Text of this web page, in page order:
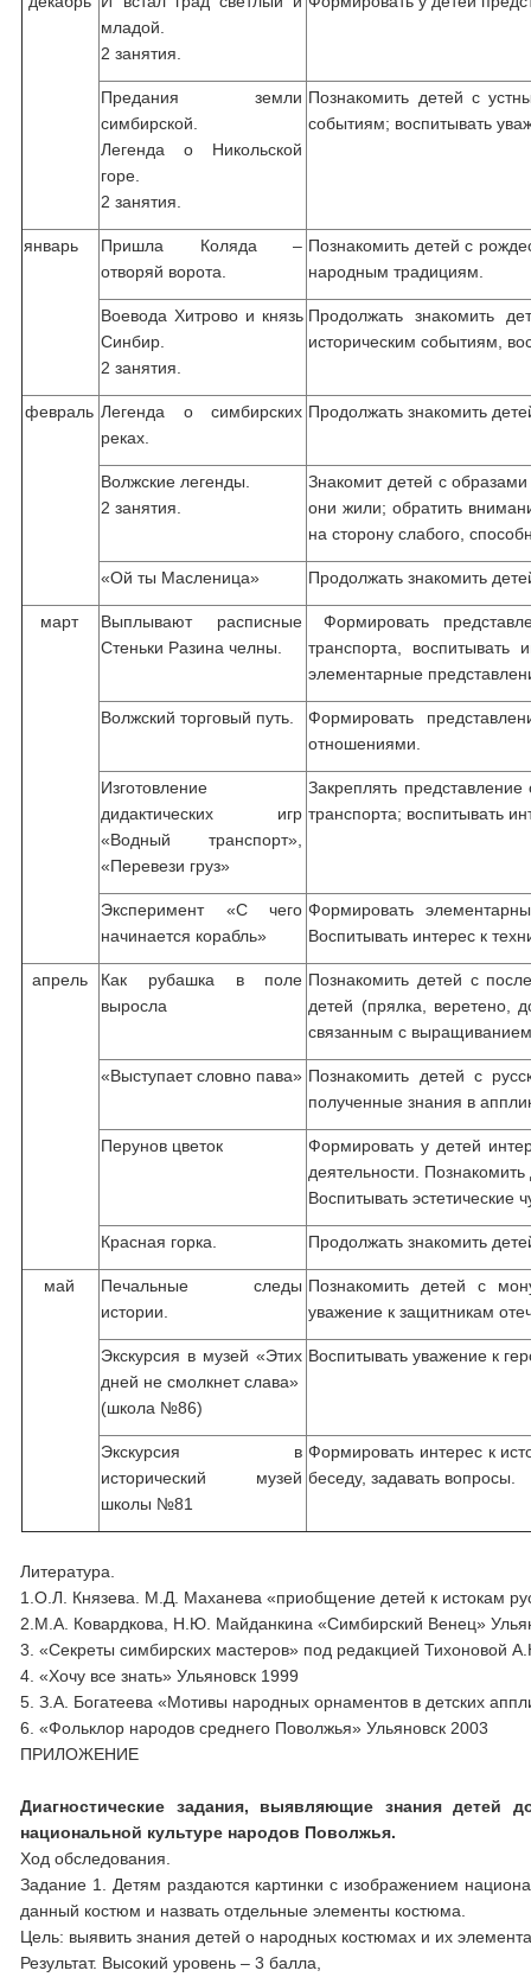
младой.
2 занятия.
Предания земли
симбирской.
Легенда о Никольской
горе.
2 занятия.
Познакомить детей с
событиям; воспитывать
январь
Пришла Коляда –
отворяй ворота.
Познакомить детей с
народным традициям.
Воевода Хитрово и князь
Синбир.
2 занятия.
Продолжать знакомить
историческим событиям,
февраль Легенда о симбирских
реках.
Продолжать знакомить
Волжские легенды.
2 занятия.
Знакомит детей с
они жили; обратить
на сторону слабого,
«Ой ты Масленица» Продолжать знакомить
март
Выплывают расписные
Стеньки Разина челны.
Формировать
транспорта,
элементарные
Волжский торговый путь.
Формировать
отношениями.
Изготовление
дидактических игр
«Водный транспорт»,
«Перевези груз»
Закреплять
транспорта; воспитывать
Эксперимент «С чего
начинается корабль»
Формировать
Воспитывать интерес к
апрель
Как рубашка в поле
выросла
Познакомить детей с
детей (прялка, веретено,
связанным с
«Выступает словно пава» Познакомить детей с
полученные знания в
Перунов цветок
Формировать у детей
деятельности.
Воспитывать эстетические
Красная горка. Продолжать знакомить
май
Печальные следы
истории.
Познакомить детей с
уважение к защитникам
Экскурсия в музей «Этих
дней не смолкнет слава»
(школа №86)
Воспитывать уважение к
Экскурсия в
исторический музей
школы №81
Формировать интерес к
беседу, задавать вопросы.
Литература.
1.О.Л. Князева. М.Д. Маханева «приобщение детей к истокам
2.М.А. Ковардкова, Н.Ю. Майданкина «Симбирский Венец»
3. «Секреты симбирских мастеров» под редакцией Тихоновой
4. «Хочу все знать» Ульяновск 1999
5. З.А. Богатеева «Мотивы народных орнаментов в детских
6. «Фольклор народов среднего Поволжья» Ульяновск 2003
ПРИЛОЖЕНИЕ
Диагностические задания, выявляющие знания детей
национальной культуре народов Поволжья.
Ход обследования.
Задание 1. Детям раздаются картинки с изображением
данный костюм и назвать отдельные элементы костюма.
Цель: выявить знания детей о народных костюмах и их
Результат. Высокий уровень – 3 балла,